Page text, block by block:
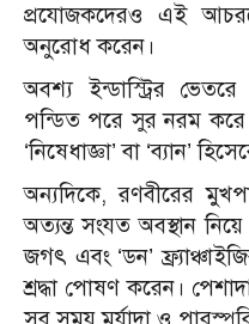
প্রযোজকদেরও এই
অনুরোধ করেন।
অবশ্য ইন্ডাস্ট্রির
পন্ডিত পরে সুর নরম
‘নিষেধাজ্ঞা’ বা ‘ব্যান’
অন্যদিকে, রণবীরের
অত্যন্ত সংযত অবস্থান
জগৎ এবং ‘ডন’
শ্রদ্ধা পোষণ করেন।